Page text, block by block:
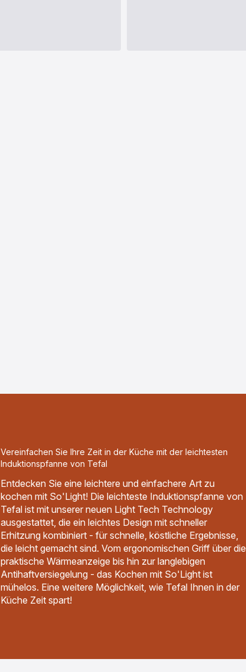
Vereinfachen Sie Ihre Zeit in der Küche mit der leichtesten
Induktionspfanne von Tefal
Entdecken Sie eine leichtere und einfachere Art zu
kochen mit So'Light! Die leichteste Induktionspfanne von
Tefal ist mit unserer neuen Light Tech Technology
ausgestattet, die ein leichtes Design mit schneller
Erhitzung kombiniert - für schnelle, köstliche Ergebnisse,
die leicht gemacht sind. Vom ergonomischen Griff über die
praktische Wärmeanzeige bis hin zur langlebigen
Antihaftversiegelung - das Kochen mit So'Light ist
mühelos. Eine weitere Möglichkeit, wie Tefal Ihnen in der
Küche Zeit spart!